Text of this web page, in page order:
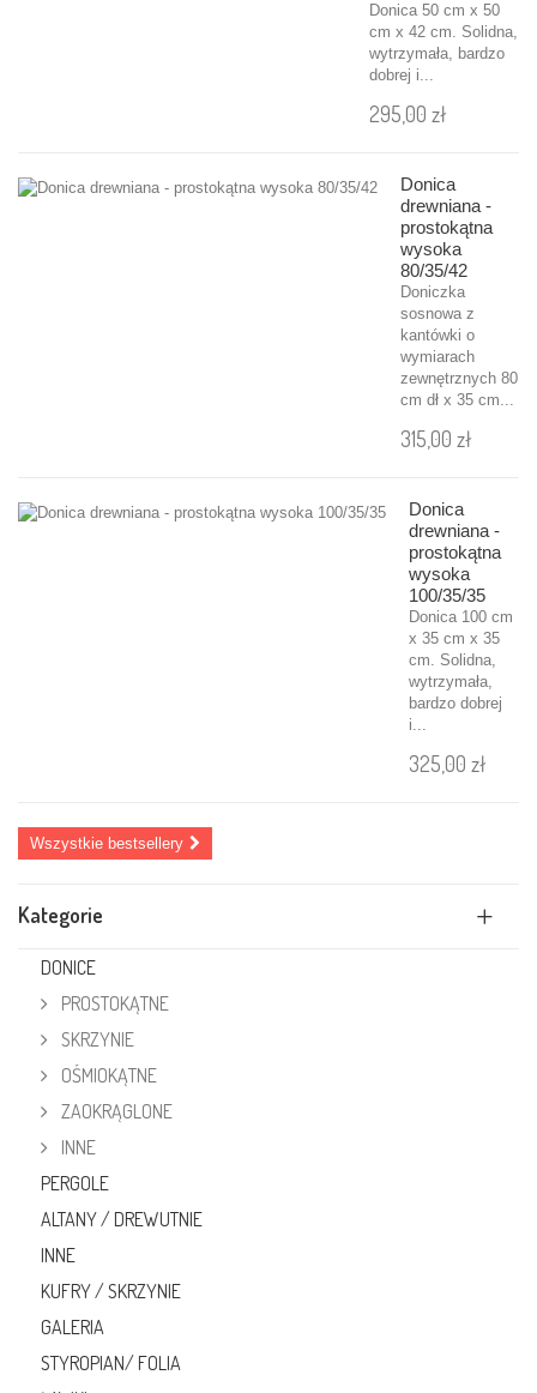
Donica 50 cm x 50
cm x 42 cm. Solidna,
wytrzymała, bardzo
dobrej i...
295,00 zł
Donica
drewniana -
prostokątna
wysoka
80/35/42
Doniczka
sosnowa z
kantówki o
wymiarach
zewnętrznych 80
cm dł x 35 cm...
315,00 zł
Donica
drewniana -
prostokątna
wysoka
100/35/35
Donica 100 cm
x 35 cm x 35
cm. Solidna,
wytrzymała,
bardzo dobrej
i...
325,00 zł
Wszystkie bestsellery
Kategorie
DONICE
PROSTOKĄTNE
SKRZYNIE
OŚMIOKĄTNE
ZAOKRĄGLONE
INNE
PERGOLE
ALTANY / DREWUTNIE
INNE
KUFRY / SKRZYNIE
GALERIA
STYROPIAN/ FOLIA